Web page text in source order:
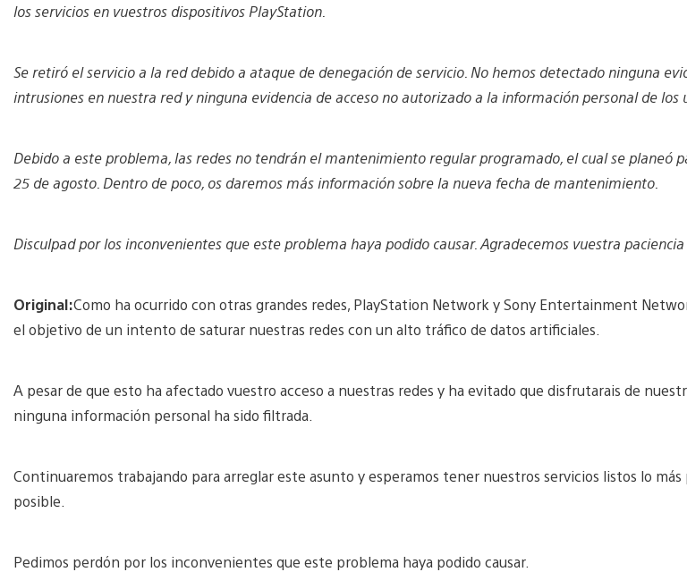
los servicios en vuestros dispositivos PlayStation.
Se retiró el servicio a la red debido a ataque de denegación de servicio. No hemos detectado ninguna
intrusiones en nuestra red y ninguna evidencia de acceso no autorizado a la información personal de los
Debido a este problema, las redes no tendrán el mantenimiento regular programado, el cual se planeó
25 de agosto. Dentro de poco, os daremos más información sobre la nueva fecha de mantenimiento.
Disculpad por los inconvenientes que este problema haya podido causar. Agradecemos vuestra paciencia
Original:Como ha ocurrido con otras grandes redes, PlayStation Network y Sony Entertainment
el objetivo de un intento de saturar nuestras redes con un alto tráfico de datos artificiales.
A pesar de que esto ha afectado vuestro acceso a nuestras redes y ha evitado que disfrutarais de
ninguna información personal ha sido filtrada.
Continuaremos trabajando para arreglar este asunto y esperamos tener nuestros servicios listos lo
posible.
Pedimos perdón por los inconvenientes que este problema haya podido causar.